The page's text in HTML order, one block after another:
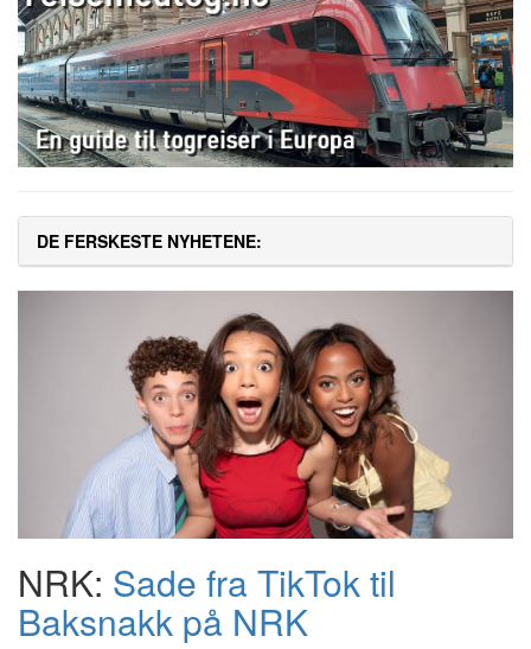
DE FERSKESTE NYHETENE:
NRK: Sade fra TikTok til
Baksnakk på NRK